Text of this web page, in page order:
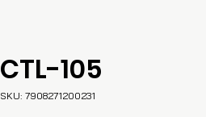
CTL-105
SKU: 7908271200231